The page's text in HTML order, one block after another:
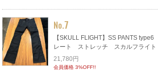
No.7
【SKULL FLIGHT】SS PANTS
レート ストレッチ スカルフライト
21,780円
会員価格 3%OFF!!